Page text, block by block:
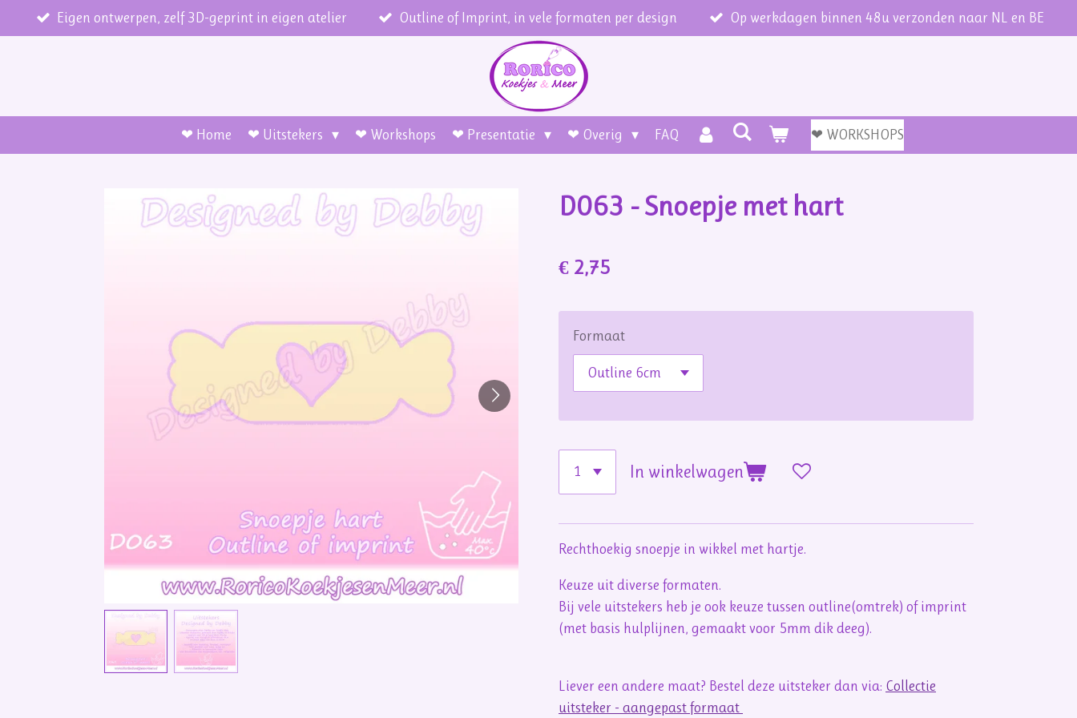
direct
Eigen ontwerpen, zelf 3D-geprint in eigen atelier Outline of Imprint, in vele formaten per design Op werkdagen binnen 48u verzonden naar NL en BE
❤ Home ❤ Uitstekers ❤ Workshops ❤ Presentatie ❤ Overig FAQ ❤ WORKSHOPS
D063 - Snoepje met hart
€ 2,75
Formaat
In winkelwagen
Rechthoekig snoepje in wikkel met hartje.
Keuze uit diverse formaten.
Bij vele uitstekers heb je ook keuze tussen outline(omtrek) of imprint
(met basis hulplijnen, gemaakt voor 5mm dik deeg).
Liever een andere maat? Bestel deze uitsteker dan via: Collectie
uitsteker - aangepast formaat